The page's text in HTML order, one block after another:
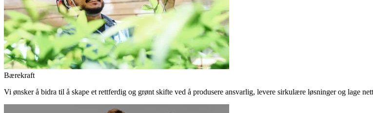
Bærekraft
Vi ønsker å bidra til å skape et rettferdig og grønt skifte ved å produsere ansvarlig, levere sirkulære løsninger og lage